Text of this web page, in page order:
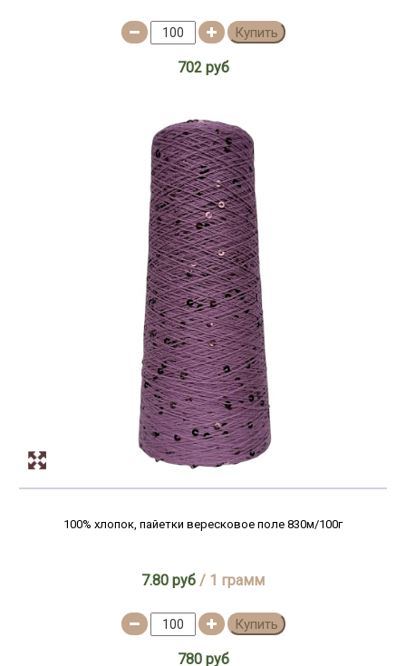
Купить
702 руб
100% хлопок, пайетки вересковое поле 830м/100г
7.80 руб / 1 грамм
Купить
780 руб